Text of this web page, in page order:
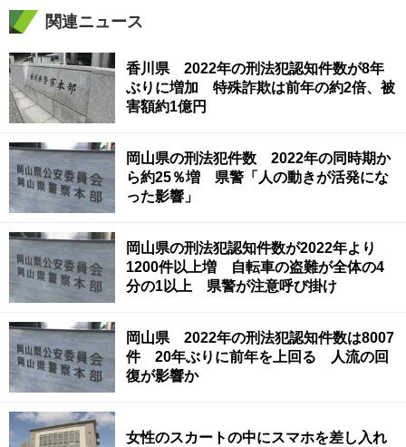
関連ニュース
香川県 2022年の刑法犯認知件数が8年
ぶりに増加 特殊詐欺は前年の約2倍、被
害額約1億円
岡山県の刑法犯件数 2022年の同時期か
ら約25％増 県警「人の動きが活発にな
った影響」
岡山県の刑法犯認知件数が2022年より
1200件以上増 自転車の盗難が全体の4
分の1以上 県警が注意呼び掛け
岡山県 2022年の刑法犯認知件数は8007
件 20年ぶりに前年を上回る 人流の回
復が影響か
女性のスカートの中にスマホを差し入れ